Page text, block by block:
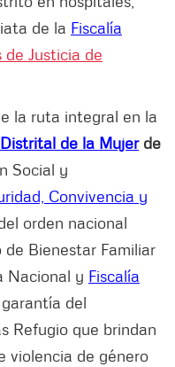
de la Fiscalía
de Justicia de
la ruta integral en la
de la Mujerde
Social y
Convivencia y
orden nacional
Bienestar Familiar
Nacional y Fiscalía
del
Refugio que brindan
violencia de género